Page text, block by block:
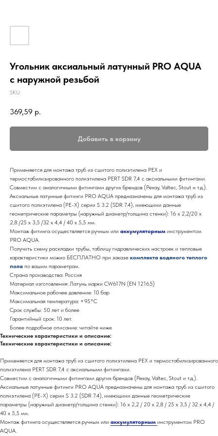
Угольник аксиальный латунный PRO AQUA
с наружной резьбой
SKU:
369,59 р.
Добавить в корзину
Применяется для монтажа труб из сшитого полиэтилена PEX и
термостабилизированного полиэтилена PERT SDR 7,4 с аксиальными фитингами.
Совместим с аналогичными фитингами других брендов (Рехау, Valtec, Stout и т.д.).
Аксиальные латунные фитинги PRO AQUA предназначены для монтажа труб из
сшитого полиэтилена (PE-X) серии S 3.2 (SDR 7.4), имеющими данные
геометрические параметры (наружный диаметр/толщина стенки): 16 x 2,2/20 x
2,8 /25 x 3,5 /32 x 4,4 / 40 x 5,5 мм.
Монтаж фитинга осуществляется ручным или аккумуляторным инструментом
PRO AQUA.
Получить схему раскладки трубы, таблицу гидравлических настроек и тепловые
характеристики можно БЕСПЛАТНО при заказе комплекта водяного теплого
пола по вашим параметрам.
Страна производства: Россия
Материал изготовления: Латунь марки СW617N (EN 12165)
Максимальное рабочее давление: 10 бар
Максимальная температура: +95°С
Срок службы: 50 лет и более
Гарантийный срок: 10 лет.
Более подробное описание: читайте ниже
Технические характеристики и описание:
Технические характеристики и описание:
Применяется для монтажа труб из сшитого полиэтилена PEX и термостабилизированного
полиэтилена PERT SDR 7,4 с аксиальными фитингами.
Совместим с аналогичными фитингами других брендов (Рехау, Valtec, Stout и т.д.).
Аксиальные латунные фитинги PRO AQUA предназначены для монтажа труб из сшитого
полиэтилена (PE-X) серии S 3.2 (SDR 7.4), имеющими данные геометрические
параметры (наружный диаметр/толщина стенки): 16 x 2,2 / 20 x 2,8 / 25 x 3,5 / 32 x 4,4 /
40 x 5,5 мм.
Монтаж фитинга осуществляется ручным или аккумуляторным инструментом PRO
AQUA.